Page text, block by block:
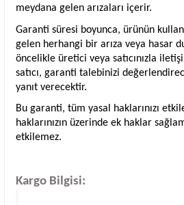
meydana gelen arızaları içerir.
Garanti süresi boyunca, ürünün
gelen herhangi bir arıza veya hasar
öncelikle üretici veya satıcınızla
satıcı, garanti talebinizi
yanıt verecektir.
Bu garanti, tüm yasal haklarınızı
haklarınızın üzerinde ek haklar
etkilemez.
Kargo Bilgisi: